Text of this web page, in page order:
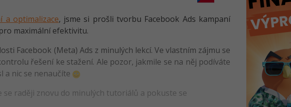
a optimalizace, jsme si prošli tvorbu Facebook Ads kampaní
maximální efektivitu.
Facebook (Meta) Ads z minulých lekcí. Ve vlastním zájmu se
řešení ke stažení. Ale pozor, jakmile se na něj podíváte
a nic se nenaučíte
raději znovu do minulých tutoriálů a pokuste se